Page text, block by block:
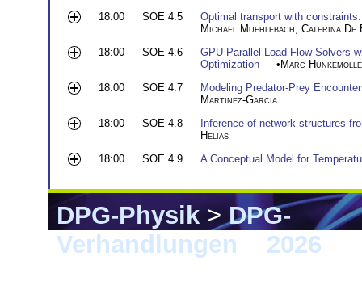
18:00
SOE 4.5
Optimal transport with
Michael Muehlebach Caterina De
18:00
SOE 4.6
GPU-Parallel Load-Flow Solvers
Optimization — •Marc
18:00
SOE 4.7
Modeling Predator-Prey
Martinez-Garcia
18:00
SOE 4.8
Inference of network structures
Helias
18:00
SOE 4.9 A Conceptual Model for
DPG-Physik>DPG-
Verhandlungen
2026